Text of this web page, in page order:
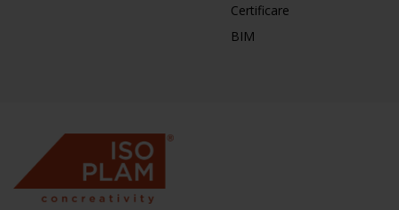
Certificare
BIM